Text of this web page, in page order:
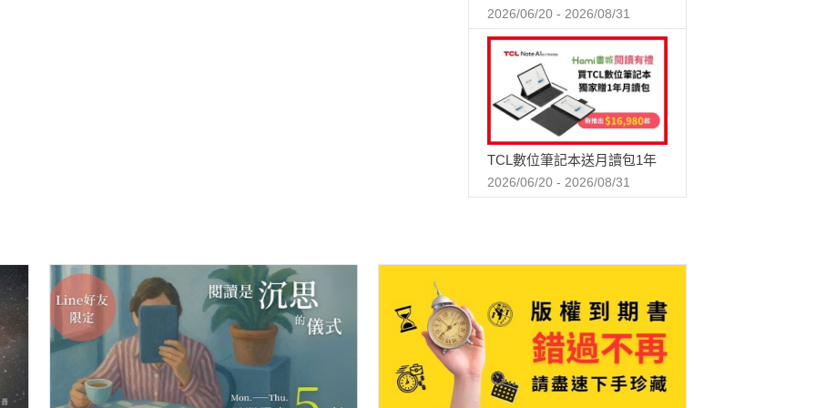
2026/06/20 - 2026/08/31
TCL數位筆記本送月讀包1年
2026/06/20 - 2026/08/31